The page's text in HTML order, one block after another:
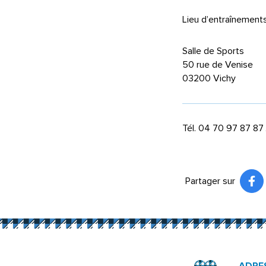
Lieu
Salle de Sports
50 rue de Venise
03200 Vichy
Tél. 04 70 97 87
Partager sur